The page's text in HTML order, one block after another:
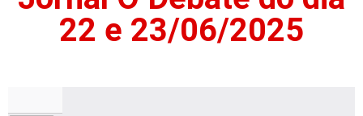
22 e 23/06/2025